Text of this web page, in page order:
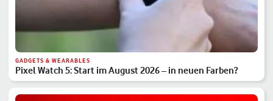
GADGETS & WEARABLES
Pixel Watch 5: Start im August 2026 – in neuen Farben?